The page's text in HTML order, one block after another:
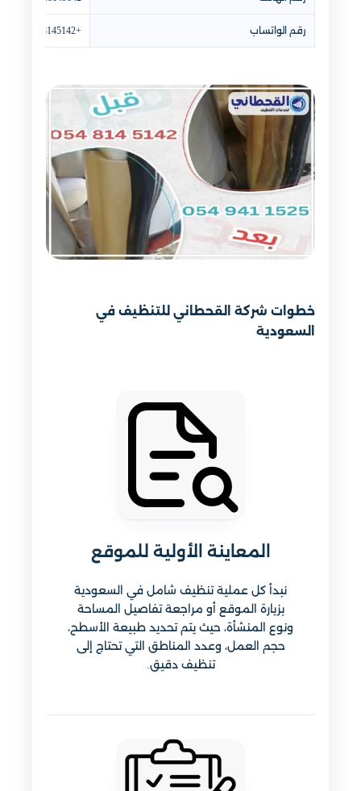
رقم الواتساب +966548145142
خطوات شركة القحطاني للتنظيف في
السعودية
المعاينة الأولية للموقع
نبدأ كل عملية تنظيف شامل في السعودية
بزيارة الموقع أو مراجعة تفاصيل المساحة
ونوع المنشأة، حيث يتم تحديد طبيعة الأسطح،
حجم العمل، وعدد المناطق التي تحتاج إلى
تنظيف دقيق.